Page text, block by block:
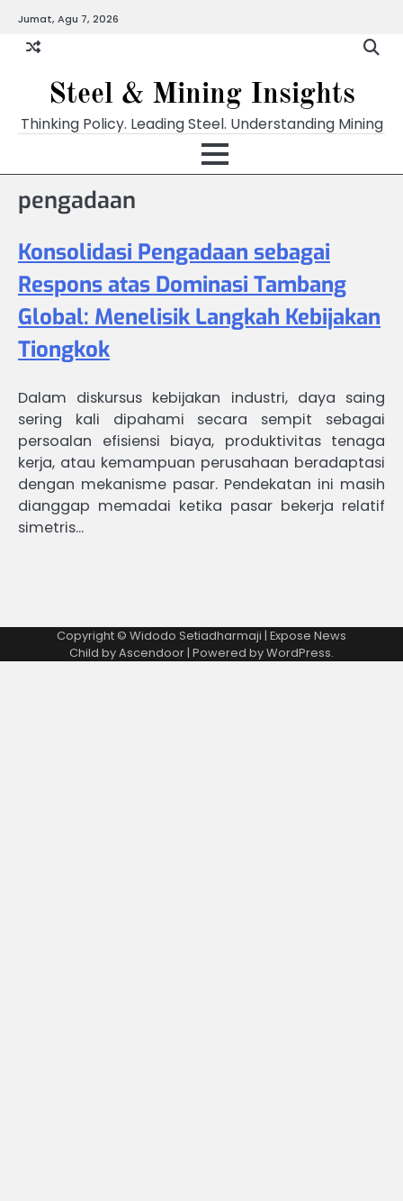
content
Jumat, Agu 7, 2026
Steel & Mining Insights
Thinking Policy. Leading Steel. Understanding Mining
pengadaan
Konsolidasi Pengadaan sebagai
Respons atas Dominasi Tambang
Global: Menelisik Langkah Kebijakan
Tiongkok
Dalam diskursus kebijakan industri, daya saing
sering kali dipahami secara sempit sebagai
persoalan efisiensi biaya, produktivitas tenaga
kerja, atau kemampuan perusahaan beradaptasi
dengan mekanisme pasar. Pendekatan ini masih
dianggap memadai ketika pasar bekerja relatif
simetris…
Copyright © Widodo Setiadharmaji | Expose News
Child byAscendoor| Powered byWordPress.